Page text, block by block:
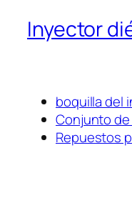
Inyector
boquilla del
Conjunto
Repuestos